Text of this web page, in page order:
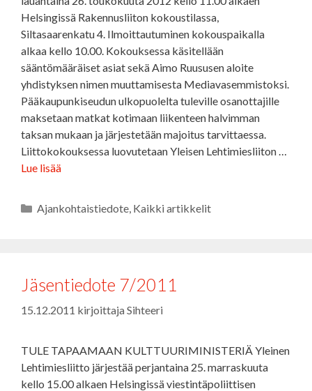
Helsingissä Rakennusliiton kokoustilassa,
Siltasaarenkatu 4. Ilmoittautuminen kokouspaikalla
alkaa kello 10.00. Kokouksessa käsitellään
sääntömääräiset asiat sekä Aimo Ruususen aloite
yhdistyksen nimen muuttamisesta Mediavasemmistoksi.
Pääkaupunkiseudun ulkopuolelta tuleville osanottajille
maksetaan matkat kotimaan liikenteen halvimman
taksan mukaan ja järjestetään majoitus tarvittaessa.
Liittokokouksessa luovutetaan Yleisen Lehtimiesliiton …
Lue lisää
Kategoriat
Ajankohtaistiedote, Kaikki artikkelit
Jäsentiedote 7/2011
15.12.2011 kirjoittajaSihteeri
TULE TAPAAMAAN KULTTUURIMINISTERIÄ Yleinen
Lehtimiesliitto järjestää perjantaina 25. marraskuuta
kello 15.00 alkaen Helsingissä viestintäpoliittisen